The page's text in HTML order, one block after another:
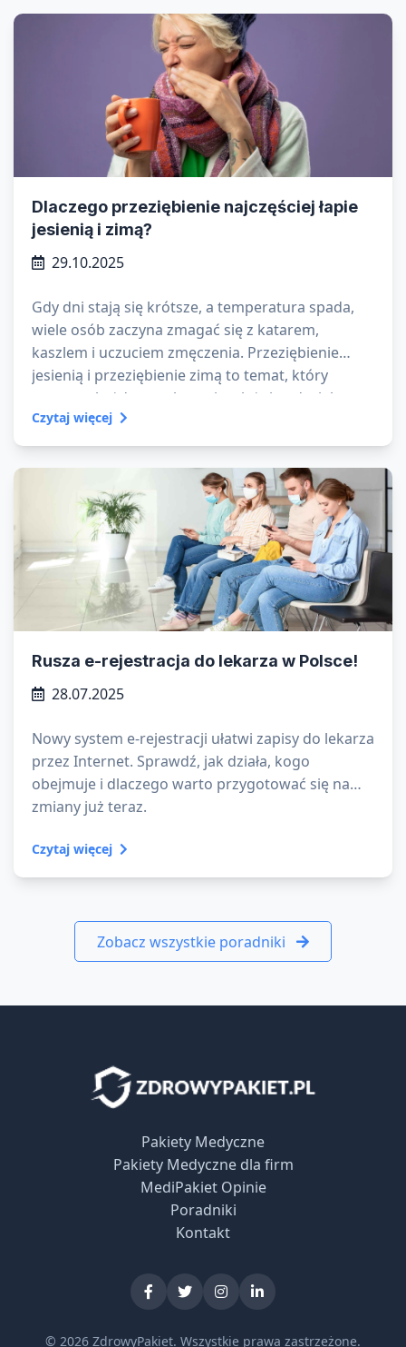
Dlaczego przeziębienie najczęściej łapie
jesienią i zimą?
29.10.2025
Gdy dni stają się krótsze, a temperatura spada,
wiele osób zaczyna zmagać się z katarem,
kaszlem i uczuciem zmęczenia. Przeziębienie
jesienią i przeziębienie zimą to temat, który
powraca każdego roku – niezależnie od wieku czy
stylu życia. Ale dlaczego chorujemy jesienią i zimą
częściej niż w cieplejszych miesiącach?
Czytaj więcej
Rusza e-rejestracja do lekarza w Polsce!
28.07.2025
Nowy system e-rejestracji ułatwi zapisy do lekarza
przez Internet. Sprawdź, jak działa, kogo
obejmuje i dlaczego warto przygotować się na
zmiany już teraz.
Czytaj więcej
Zobacz wszystkie poradniki
Pakiety Medyczne
Pakiety Medyczne dla firm
MediPakiet Opinie
Poradniki
Kontakt
© 2026 ZdrowyPakiet. Wszystkie prawa zastrzeżone.